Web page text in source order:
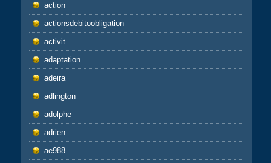
action
actionsdebitoobligation
activit
adaptation
adeira
adlington
adolphe
adrien
ae988